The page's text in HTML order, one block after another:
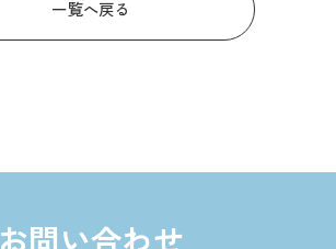
一覧へ戻る
お問い合わせ